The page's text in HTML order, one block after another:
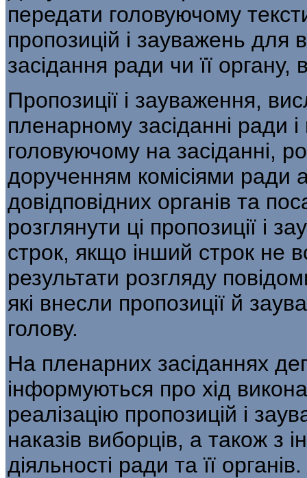
передати головуючому
пропозицій і зауважень для
засідання ради чи її органу,
Пропозиції і зауваження,
пленарному засіданні ради
головуючому на засіданні,
дорученням комісіями ради
довідповідних органів та
розглянути ці пропозиції і
строк, якщо інший строк не
результати розгляду
які внесли пропозиції й
голову.
На пленарних засіданнях
інформуються про хід
реалізацію пропозицій і
наказів виборців, а також з
діяльності ради та її органів.